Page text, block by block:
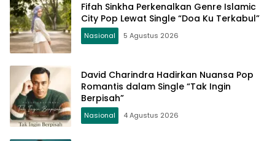
Fifah Sinkha Perkenalkan Genre Islamic
City Pop Lewat Single “Doa Ku Terkabul”
Nasional 5 Agustus 2026
David Charindra Hadirkan Nuansa Pop
Romantis dalam Single “Tak Ingin
Berpisah”
Nasional 4 Agustus 2026